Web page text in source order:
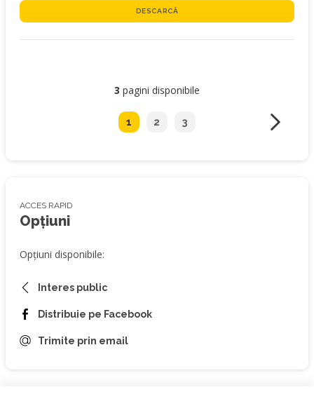
DESCARCĂ
3 pagini disponibile
1 2 3
ACCES RAPID
Opțiuni
Opțiuni disponibile:
Interes public
Distribuie pe Facebook
Trimite prin email